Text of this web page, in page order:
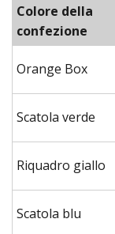
Colore della
confezione
Orange Box
Scatola verde
Riquadro giallo
Scatola blu